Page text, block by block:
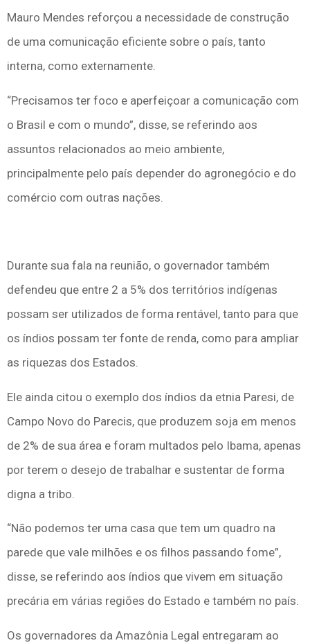
Mauro Mendes reforçou a necessidade de construção
de uma comunicação eficiente sobre o país, tanto
interna, como externamente.
“Precisamos ter foco e aperfeiçoar a comunicação com
o Brasil e com o mundo”, disse, se referindo aos
assuntos relacionados ao meio ambiente,
principalmente pelo país depender do agronegócio e do
comércio com outras nações.
Durante sua fala na reunião, o governador também
defendeu que entre 2 a 5% dos territórios indígenas
possam ser utilizados de forma rentável, tanto para que
os índios possam ter fonte de renda, como para ampliar
as riquezas dos Estados.
Ele ainda citou o exemplo dos índios da etnia Paresi, de
Campo Novo do Parecis, que produzem soja em menos
de 2% de sua área e foram multados pelo Ibama, apenas
por terem o desejo de trabalhar e sustentar de forma
digna a tribo.
“Não podemos ter uma casa que tem um quadro na
parede que vale milhões e os filhos passando fome”,
disse, se referindo aos índios que vivem em situação
precária em várias regiões do Estado e também no país.
Os governadores da Amazônia Legal entregaram ao